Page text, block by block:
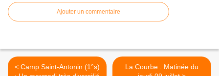
Ajouter un commentaire
< Camp Saint-Antonin (1°s)
La Courbe : Matinée du